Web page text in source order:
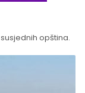
opština.